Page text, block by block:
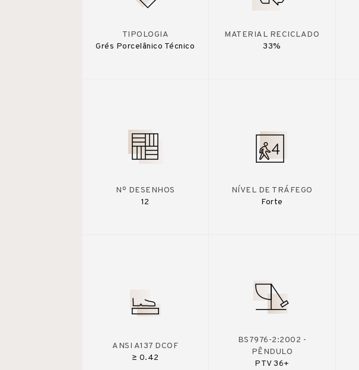
TIPOLOGIA
Grés Porcelânico Técnico
MATERIAL RECICLADO
33%
Nº DESENHOS
12
NÍVEL DE TRÁFEGO
Forte
ANSI A137 DCOF
≥ 0.42
BS7976-2:2002 -
PÊNDULO
PTV 36+